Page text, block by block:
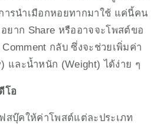
ารนำเมือกหอยทากมาใช้ แค่นี้คน
ยาก Share หรืออาจจะโพสต์ขอ
กลับ ซึ่งจะช่วยเพิ่มค่า
และน้ำหนัก (Weight) ได้ง่าย ๆ
โอ
สบุ๊คให้ค่าโพสต์แต่ละประเภท